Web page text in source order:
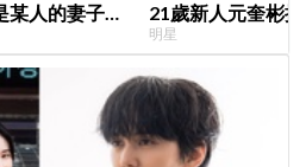
某人的妻子」
21歲新人元奎彬
明星